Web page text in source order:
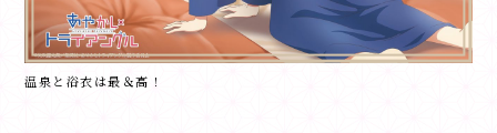
温泉と浴衣は最＆高！